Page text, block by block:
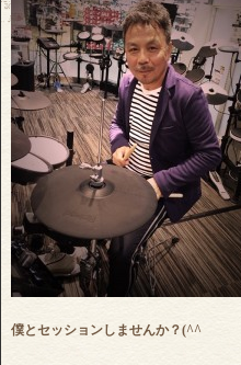
僕とセッションしませんか？(^^ゞ